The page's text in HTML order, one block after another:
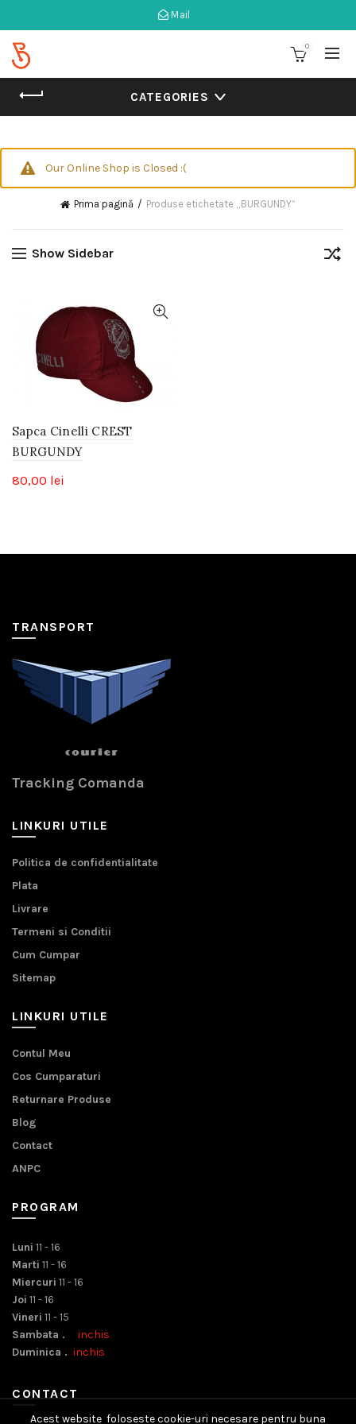
Mail
0
CATEGORIES
Our Online Shop is Closed :(
Prima pagină Produse etichetate „BURGUNDY”
Show Sidebar
Sapca Cinelli CREST
BURGUNDY
80,00 lei
TRANSPORT
Tracking Comanda
LINKURI UTILE
Politica de confidentialitate
Plata
Livrare
Termeni si Conditii
Cum Cumpar
Sitemap
LINKURI UTILE
Contul Meu
Cos Cumparaturi
Returnare Produse
Blog
Contact
ANPC
PROGRAM
Luni 11 - 16
Marti 11 - 16
Miercuri 11 - 16
Joi 11 - 16
Vineri 11 - 15
Sambata . inchis
Duminica . inchis
CONTACT
Acest website foloseste cookie-uri necesare pentru buna